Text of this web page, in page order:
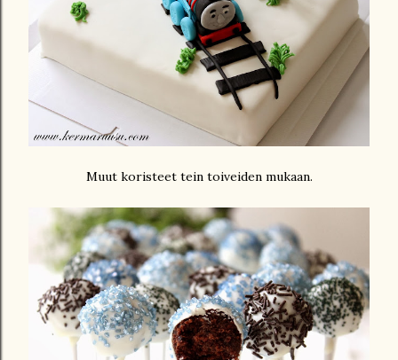
Muut koristeet tein toiveiden mukaan.